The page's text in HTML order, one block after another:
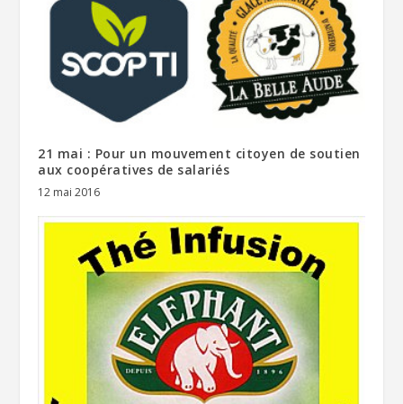
21 mai : Pour un mouvement citoyen de soutien
aux coopératives de salariés
12 mai 2016